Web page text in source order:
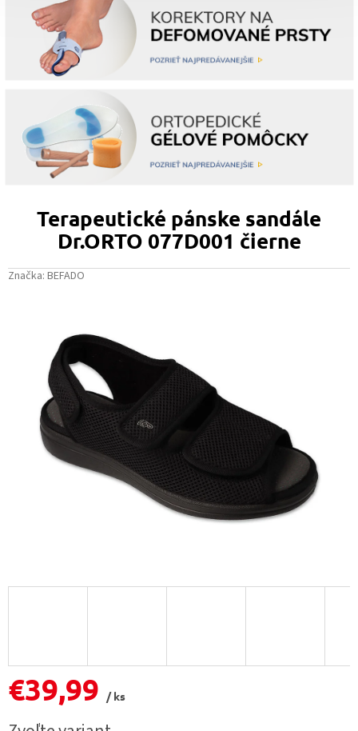
Terapeutické pánske sandále
Dr.ORTO 077D001 čierne
Značka: BEFADO
€39,99
/ ks